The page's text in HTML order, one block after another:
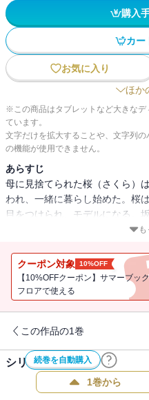
購入
カー
お気に入り
ほか
※この商品はタブレットなど大きなデ
ています。
文字だけを拡大することや、文字列
の機能が使用できません。
あらすじ
母に見捨てられた桜（さくら）
われ、一緒に暮らし始めた。桜
目をつけられ、モデルになる。
協力して桜を守り、桜は人気モ
が、母との別離を決意。桜と色
クーポン対象 10%OFF
【10%OFFクーポン】サマーブッ
フロアで使える
この作品の1巻
続巻を自動購入
シリーズ作品(6件)
1巻から